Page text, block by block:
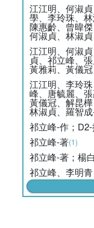
江江明、何淑
學、李玲珠、林
陳惠齡、曾暐
何淑貞、林淑
江江明、何淑
貞、祁立峰、
黃雅莉、黃儀
江江明、李玲
峰、唐毓麗、張
黃儀冠、解昆
林淑貞、羅智
祁立峰-作；
祁立峰-著(1)
祁立峰-著；楊
祁立峰、李明